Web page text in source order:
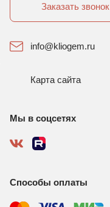
Заказать звонок
info@kliogem.ru
Карта сайта
Мы в соцсетях
Способы оплаты